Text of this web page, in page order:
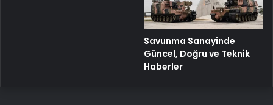
Savunma Sanayinde
Güncel, Doğru ve Teknik
Haberler